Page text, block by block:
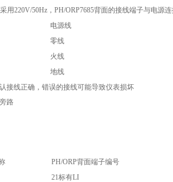
用220V/50Hz ， PH/ORP7685背面的接线端子与电源连
电源线
零线
火线
地线
接线正确，错误的接线可能导致仪表损坏
路
PH/ORP背面端子编号
21标有LI